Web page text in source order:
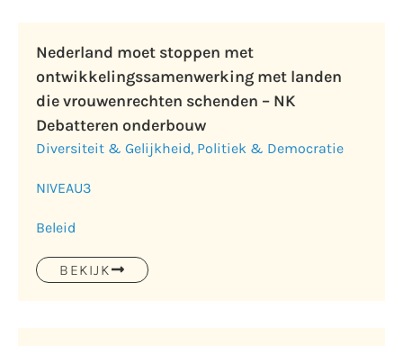
Nederland moet stoppen met
ontwikkelingssamenwerking met landen
die vrouwenrechten schenden – NK
Debatteren onderbouw
Diversiteit & Gelijkheid, Politiek & Democratie
NIVEAU3
Beleid
BEKIJK